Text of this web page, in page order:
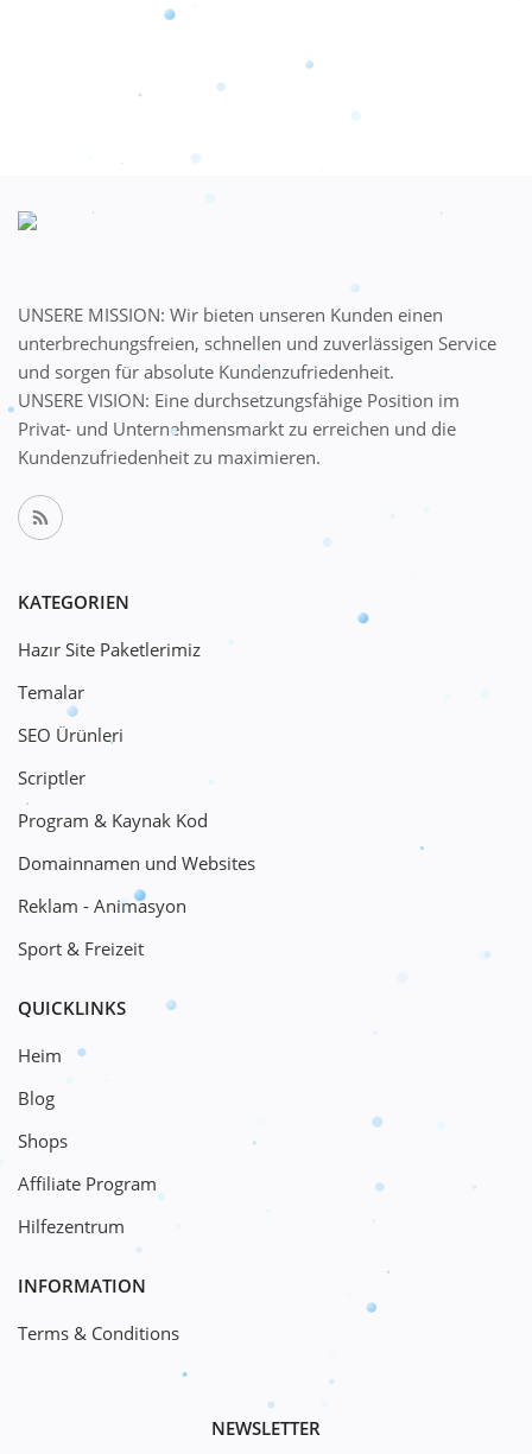
UNSERE MISSION: Wir bieten unseren Kunden einen
unterbrechungsfreien, schnellen und zuverlässigen Service
und sorgen für absolute Kundenzufriedenheit.
UNSERE VISION: Eine durchsetzungsfähige Position im
Privat- und Unternehmensmarkt zu erreichen und die
Kundenzufriedenheit zu maximieren.
KATEGORIEN
Hazır Site Paketlerimiz
Temalar
SEO Ürünleri
Scriptler
Program & Kaynak Kod
Domainnamen und Websites
Reklam - Animasyon
Sport & Freizeit
QUICKLINKS
Heim
Blog
Shops
Affiliate Program
Hilfezentrum
INFORMATION
Terms & Conditions
NEWSLETTER